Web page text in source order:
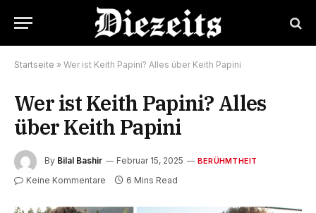
Startseite » Wer ist Keith Papini? Alles über Keith Papini
Wer ist Keith Papini? Alles
über Keith Papini
By Bilal Bashir Februar 15, 2025 BERÜHMTHEIT
Keine Kommentare 6 Mins Read